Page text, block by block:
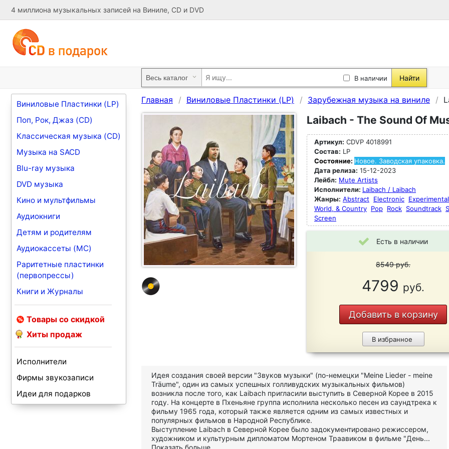
4 миллиона музыкальных записей на Виниле, CD и DVD
В наличии Найти
Виниловые Пластинки (LP)
Поп, Рок, Джаз (CD)
Классическая музыка (CD)
Музыка на SACD
Blu-ray музыка
DVD музыка
Кино и мультфильмы
Аудиокниги
Детям и родителям
Аудиокассеты (MC)
Раритетные пластинки
(первопрессы)
Книги и Журналы
Товары со скидкой
Хиты продаж
Исполнители
Фирмы звукозаписи
Идеи для подарков
Главная Виниловые Пластинки (LP) Зарубежная музыка на виниле
Laibach - The Sound Of
Артикул: CDVP 4018991
Состав: LP
Состояние: Новое. Заводская упаковка.
Дата релиза: 15-12-2023
Лейбл: Mute Artists
Исполнители: Laibach / Laibach
Жанры: Abstract Electronic Experimental
World, & Country Pop Rock Soundtrack
Screen
Есть в наличии
8549руб.
4799 руб.
Добавить в корзину
В избранное
Идея создания своей версии "Звуков музыки" (по-немецки "Meine Lieder - meine
Träume", один из самых успешных голливудских музыкальных фильмов)
возникла после того, как Laibach пригласили выступить в Северной Корее в 2015
году. На концерте в Пхеньяне группа исполнила несколько песен из саундтрека к
фильму 1965 года, который также является одним из самых известных и
популярных фильмов в Народной Республике.
Выступление Laibach в Северной Корее было задокументировано режиссером,
художником и культурным дипломатом Мортеном Траавиком в фильме "День...
Показать больше